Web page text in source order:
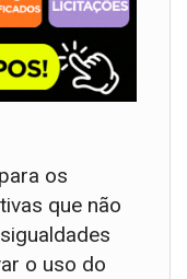
os
que não
o uso do